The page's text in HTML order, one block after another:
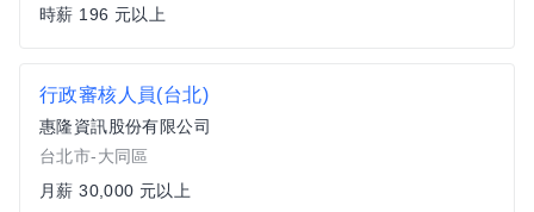
時薪 196 元以上
行政審核人員(台北)
惠隆資訊股份有限公司
台北市-大同區
月薪 30,000 元以上